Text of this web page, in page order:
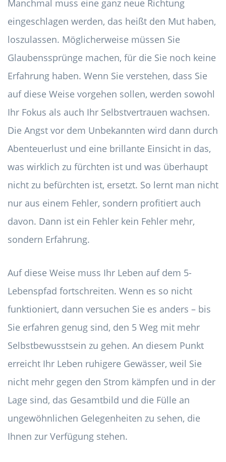
Manchmal muss eine ganz neue Richtung
eingeschlagen werden, das heißt den Mut haben,
loszulassen. Möglicherweise müssen Sie
Glaubenssprünge machen, für die Sie noch keine
Erfahrung haben. Wenn Sie verstehen, dass Sie
auf diese Weise vorgehen sollen, werden sowohl
Ihr Fokus als auch Ihr Selbstvertrauen wachsen.
Die Angst vor dem Unbekannten wird dann durch
Abenteuerlust und eine brillante Einsicht in das,
was wirklich zu fürchten ist und was überhaupt
nicht zu befürchten ist, ersetzt. So lernt man nicht
nur aus einem Fehler, sondern profitiert auch
davon. Dann ist ein Fehler kein Fehler mehr,
sondern Erfahrung.
Auf diese Weise muss Ihr Leben auf dem 5-
Lebenspfad fortschreiten. Wenn es so nicht
funktioniert, dann versuchen Sie es anders – bis
Sie erfahren genug sind, den 5 Weg mit mehr
Selbstbewusstsein zu gehen. An diesem Punkt
erreicht Ihr Leben ruhigere Gewässer, weil Sie
nicht mehr gegen den Strom kämpfen und in der
Lage sind, das Gesamtbild und die Fülle an
ungewöhnlichen Gelegenheiten zu sehen, die
Ihnen zur Verfügung stehen.